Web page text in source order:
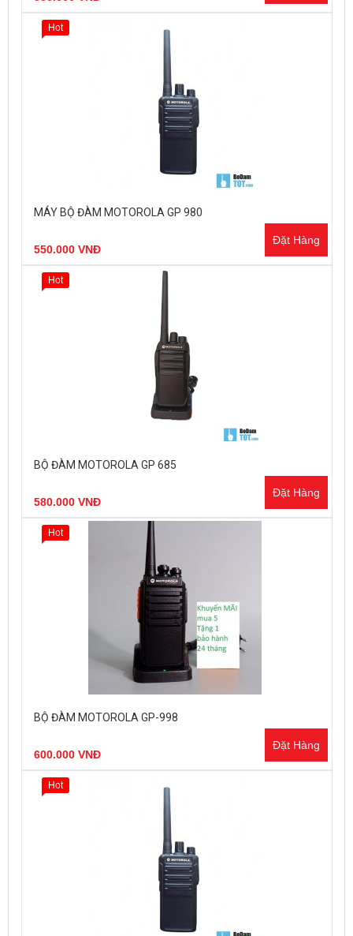
MÁY BỘ ĐÀM MOTOROLA GP 980
550.000 VNĐ
Đặt Hàng
Hot
BỘ ĐÀM MOTOROLA GP 685
580.000 VNĐ
Đặt Hàng
Hot
BỘ ĐÀM MOTOROLA GP-998
600.000 VNĐ
Đặt Hàng
Hot
Hot